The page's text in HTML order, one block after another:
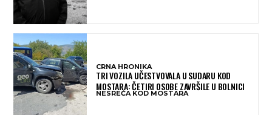
CRNA HRONIKA
TRI VOZILA UČESTVOVALA U SUDARU KOD
MOSTARA: ČETIRI OSOBE ZAVRŠILE U BOLNICI
NESREĆA KOD MOSTARA